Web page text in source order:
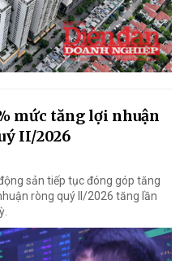
mức tăng lợi nhuận
II/2026
sản tiếp tục đóng góp tăng
ròng quý II/2026 tăng lần